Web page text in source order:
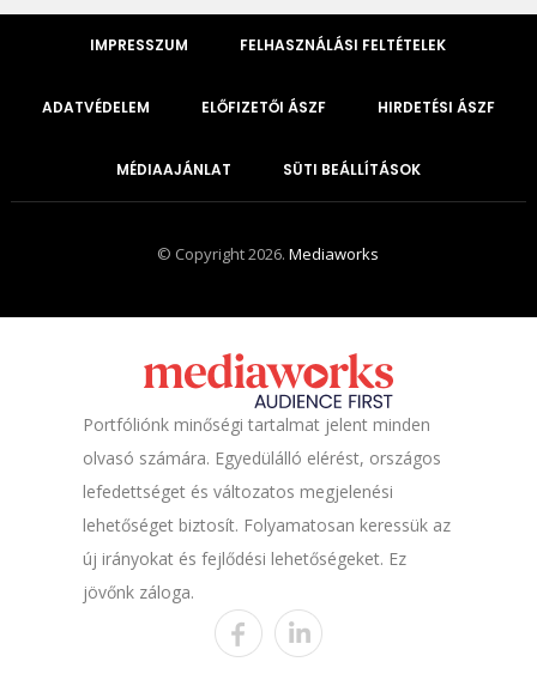
IMPRESSZUM FELHASZNÁLÁSI FELTÉTELEK
ADATVÉDELEM ELŐFIZETŐI ÁSZF HIRDETÉSI ÁSZF
MÉDIAAJÁNLAT SÜTI BEÁLLÍTÁSOK
© Copyright 2026.Mediaworks
Portfóliónk minőségi tartalmat jelent minden
olvasó számára. Egyedülálló elérést, országos
lefedettséget és változatos megjelenési
lehetőséget biztosít. Folyamatosan keressük az
új irányokat és fejlődési lehetőségeket. Ez
jövőnk záloga.